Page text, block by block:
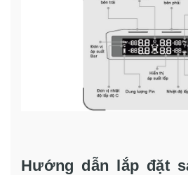
Hướng dẫn lắp đặt